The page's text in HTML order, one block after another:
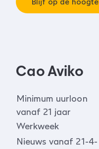
Cao Aviko
Minimum uurloon
vanaf 21 jaar
Werkweek
Nieuws vanaf 21-4-